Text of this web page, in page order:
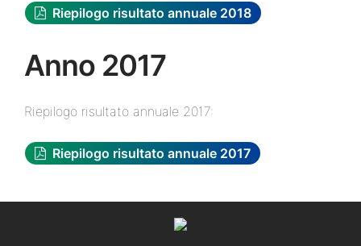
Riepilogo risultato annuale 2018
Anno 2017
Riepilogo risultato annuale 2017:
Riepilogo risultato annuale 2017